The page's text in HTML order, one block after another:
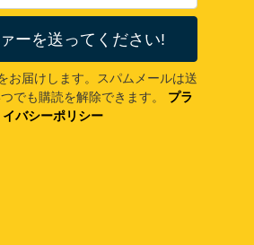
ーを送ってください!
お届けします。スパムメールは送
でも購読を解除できます。
プラ
イバシーポリシー